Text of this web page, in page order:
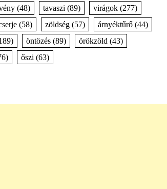
(48) tavaszi (89) virágok(277)
(58) zöldség(57) árnyéktűrő(44)
öntözés(89) örökzöld (43)
őszi (63)